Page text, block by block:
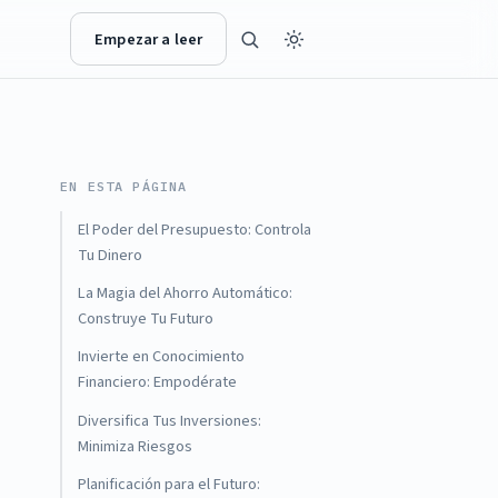
Empezar a leer
EN ESTA PÁGINA
El Poder del Presupuesto: Controla
Tu Dinero
La Magia del Ahorro Automático:
Construye Tu Futuro
Invierte en Conocimiento
Financiero: Empodérate
Diversifica Tus Inversiones:
Minimiza Riesgos
Planificación para el Futuro: